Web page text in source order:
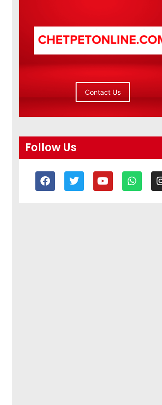
Contact Us
Follow Us